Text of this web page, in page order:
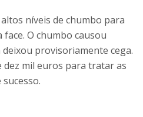
níveis de chumbo para
O chumbo causou
provisoriamente cega.
dez mil euros para tratar as